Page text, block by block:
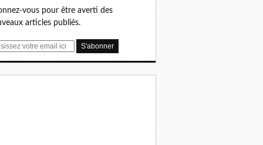
vous pour être averti des
articles publiés.